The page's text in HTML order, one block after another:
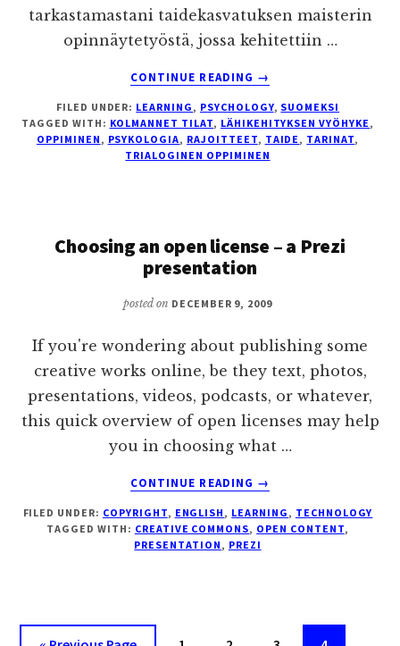
tarkastamastani taidekasvatuksen maisterin
opinnäytetyöstä, jossa kehitettiin …
CONTINUE READING
ABOUT
OPPIMINEN,
KOLMANNET
TILAT,
VYÖHYKKEET
→
FILED UNDER: LEARNING , PSYCHOLOGY, SUOMEKSI
TAGGED WITH: KOLMANNET TILAT, LÄHIKEHITYKSEN VYÖHYKE ,
OPPIMINEN , PSYKOLOGIA, RAJOITTEET, TAIDE , TARINAT,
TRIALOGINEN OPPIMINEN
Choosing an open license – a Prezi
presentation
posted on DECEMBER 9, 2009
If you're wondering about publishing some
creative works online, be they text, photos,
presentations, videos, podcasts, or whatever,
this quick overview of open licenses may help
you in choosing what …
CONTINUE READING
ABOUT
AN
OPEN
→
FILED UNDER: COPYRIGHT, ENGLISH , LEARNING , TECHNOLOGY
TAGGED WITH: CREATIVE COMMONS, OPEN CONTENT,
PRESENTATION , PREZI